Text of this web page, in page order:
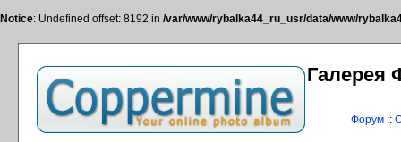
Notice: Undefined offset: 8192 in /var/www/rybalka44_ru_usr/data/www/
Галерея
Форум::